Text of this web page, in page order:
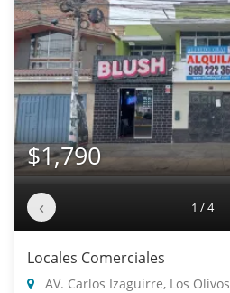
$1,790
‹ 1 / 4
Locales Comerciales
AV. Carlos Izaguirre, Los Olivos